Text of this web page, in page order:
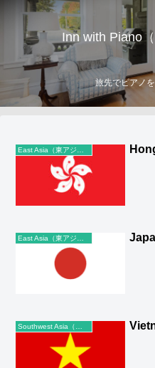
Inn with Piano
旅先でピアノ
East Asia（東アジア）